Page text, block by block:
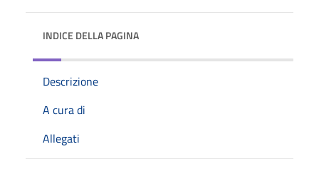
INDICE DELLA PAGINA
Descrizione
A cura di
Allegati